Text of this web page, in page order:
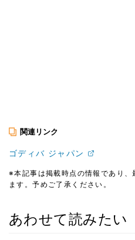
関連リンク
ゴディバ ジャパン
※本記事は掲載時点の情報であり、
ます。予めご了承ください。
あわせて読みたい